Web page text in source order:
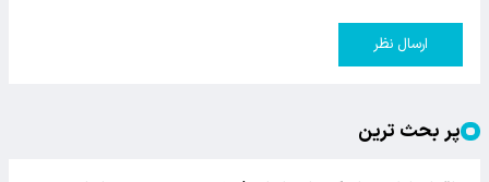
ارسال نظر
پر بحث ترین